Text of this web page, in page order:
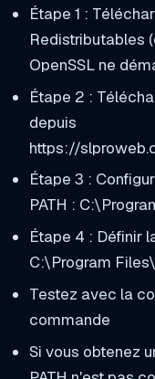
Étape 1 :
Redistributables
OpenSSL ne
Étape 2 :
depuis
https://
Étape 3 :
PATH :
Étape 4 : Définir
C:\Program
Testez avec la
commande
Si vous obtenez